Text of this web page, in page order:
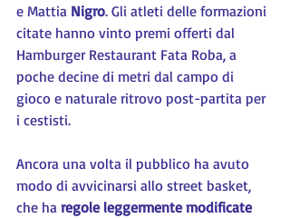
e Mattia Nigro. Gli atleti delle formazioni
citate hanno vinto premi offerti dal
Hamburger Restaurant Fata Roba, a
poche decine di metri dal campo di
gioco e naturale ritrovo post-partita per
i cestisti.
Ancora una volta il pubblico ha avuto
modo di avvicinarsi allo street basket,
che ha regole leggermente modificate